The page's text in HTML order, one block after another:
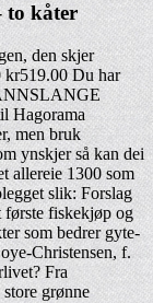
to kåter
den skjer
kr519.00 Du har
Hagorama
men bruk
ynskjer så kan dei
allereie 1300 som
slik: Forslag
første fiskekjøp og
som bedrer gyte-
Christensen, f.
Fra
grønne